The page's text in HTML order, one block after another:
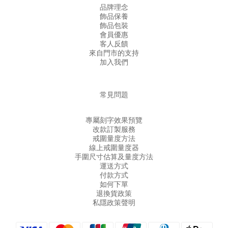
品牌理念
飾品保養
飾品包裝
會員優惠
客人反饋
來自門市的支持
加入我們
常見問題
專屬刻字效果預覽
改款訂製服務
戒圍量度方法
線上戒圍量度器
手圍尺寸估算及量度方法
運送方式
付款方式
如何下單
退換貨政策
私隱政策聲明